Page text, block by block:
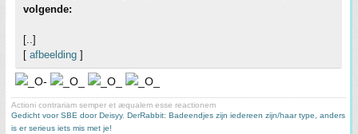
volgende:
[..]
[ afbeelding ]
Actioni contrariam semper et æqualem esse reactionem
Gedicht voor SBE door Deisyy, DerRabbit: Badeendjes zijn iedereen zijn/haar type, anders
is er serieus iets mis met je!